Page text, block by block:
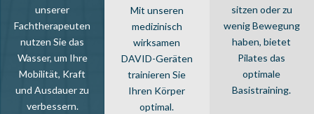
unserer
Fachtherapeuten
nutzen Sie das
Wasser, um Ihre
Mobilität, Kraft
und Ausdauer zu
verbessern.
Mit unseren
medizinisch
wirksamen
DAVID-Geräten
trainieren Sie
Ihren Körper
optimal.
sitzen oder zu
wenig Bewegung
haben, bietet
Pilates das
optimale
Basistraining.